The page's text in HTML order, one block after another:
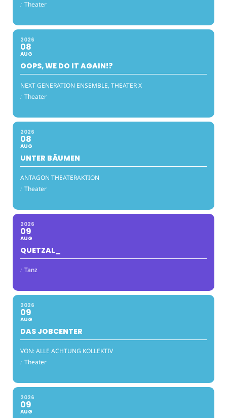
: Theater
2026
08
AUG
OOPS, WE DO IT AGAIN!?
NEXT GENERATION ENSEMBLE, THEATER X
: Theater
2026
08
AUG
UNTER BÄUMEN
ANTAGON THEATERAKTION
: Theater
2026
09
AUG
QUETZAL_
: Tanz
2026
09
AUG
DAS JOBCENTER
VON: ALLE ACHTUNG KOLLEKTIV
: Theater
2026
09
AUG